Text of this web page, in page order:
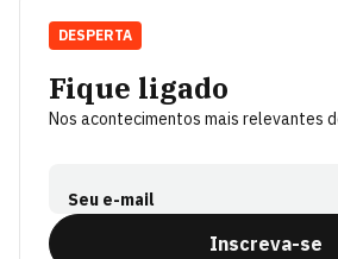
Fique ligado
Nos acontecimentos mais relevantes
Seu e-mail
Inscreva-se
DESPERTA